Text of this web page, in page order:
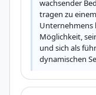
wachsender
tragen zu
Unternehmens
Möglichkeit,
und sich als
dynamischen